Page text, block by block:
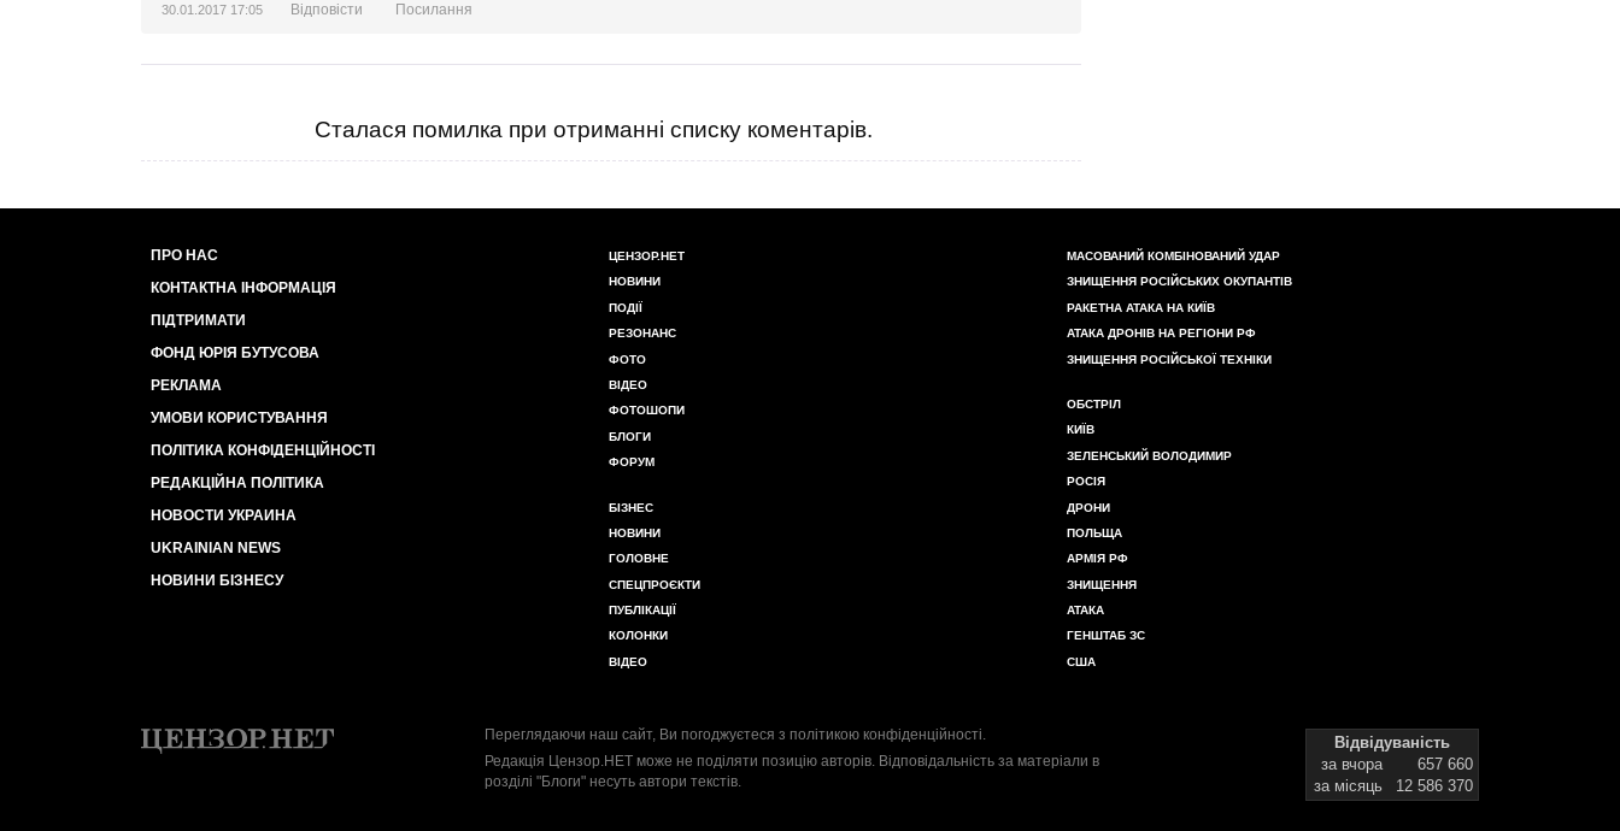
30.01.2017 17:05 Відповісти Посилання
Сталася помилка при отриманні списку коментарів.
ПРО НАС
КОНТАКТНА ІНФОРМАЦІЯ
ПІДТРИМАТИ
ФОНД ЮРІЯ БУТУСОВА
РЕКЛАМА
УМОВИ КОРИСТУВАННЯ
ПОЛІТИКА КОНФІДЕНЦІЙНОСТІ
РЕДАКЦІЙНА ПОЛІТИКА
НОВОСТИ УКРАИНА
UKRAINIAN NEWS
НОВИНИ БІЗНЕСУ
ЦЕНЗОР.НЕТ
НОВИНИ
ПОДІЇ
РЕЗОНАНС
ФОТО
ВІДЕО
ФОТОШОПИ
БЛОГИ
ФОРУМ
БІЗНЕС
НОВИНИ
ГОЛОВНЕ
СПЕЦПРОЄКТИ
ПУБЛІКАЦІЇ
КОЛОНКИ
ВІДЕО
МАСОВАНИЙ КОМБІНОВАНИЙ УДАР
ЗНИЩЕННЯ РОСІЙСЬКИХ ОКУПАНТІВ
РАКЕТНА АТАКА НА КИЇВ
АТАКА ДРОНІВ НА РЕГІОНИ РФ
ЗНИЩЕННЯ РОСІЙСЬКОЇ ТЕХНІКИ
ОБСТРІЛ
КИЇВ
ЗЕЛЕНСЬКИЙ ВОЛОДИМИР
РОСІЯ
ДРОНИ
ПОЛЬЩА
АРМІЯ РФ
ЗНИЩЕННЯ
АТАКА
ГЕНШТАБ ЗС
США
Переглядаючи наш сайт, Ви погоджуєтеся з політикою конфіденційності.
Редакція Цензор.НЕТ може не поділяти позицію авторів. Відповідальність за матеріали в
розділі "Блоги" несуть автори текстів.
Відвідуваність
за вчора
657 660
за місяць
12 586 370